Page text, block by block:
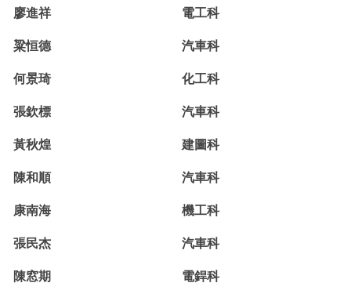
廖進祥 電工科
粱恒德 汽車科
何景琦 化工科
張欽標 汽車科
黃秋煌 建圖科
陳和順 汽車科
康南海 機工科
張民杰 汽車科
陳窓期 電銲科